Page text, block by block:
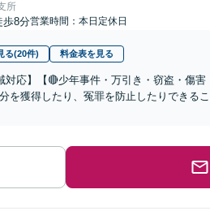
所
歩8分営業時間：本日定休日
る(20件) 料金表を見る
対応】【🔴少年事件・万引き・窃盗・傷
を獲得したり、冤罪を防止したりできる